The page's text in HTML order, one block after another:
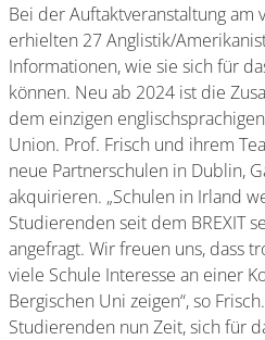
Bei der Auftaktveranstaltung am
erhielten 27 Anglistik/
Informationen, wie sie sich für
können. Neu ab 2024 ist die
dem einzigen
Union. Prof. Frisch und ihrem
neue Partnerschulen in Dublin,
akquirieren. „Schulen in Irland
Studierenden seit dem BREXIT
angefragt. Wir freuen uns, dass
viele Schule Interesse an einer
Bergischen Uni zeigen“, so
Studierenden nun Zeit, sich für